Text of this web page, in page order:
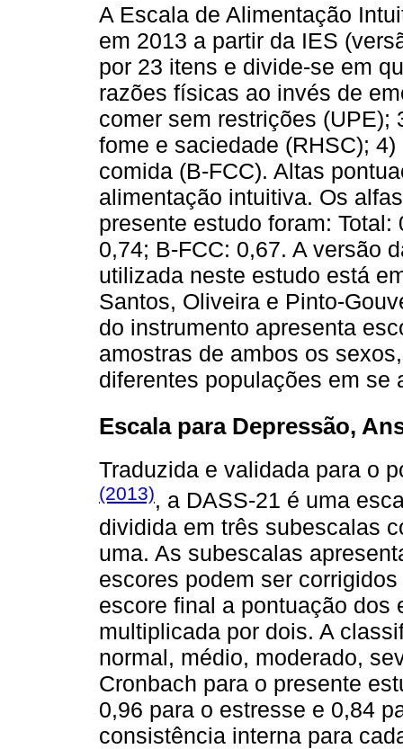
A Escala de Alimentação
em 2013 a partir da IES
por 23 itens e divide-se em
razões físicas ao invés de
comer sem restrições (UPE);
fome e saciedade (RHSC);
comida (B-FCC). Altas
alimentação intuitiva. Os
presente estudo foram:
0,74; B-FCC: 0,67. A versão
utilizada neste estudo está
Santos, Oliveira e Pinto-
do instrumento apresenta
amostras de ambos os
diferentes populações em se
Escala para Depressão,
Traduzida e validada para o
(2013), a DASS-21 é uma
dividida em três subescalas
uma. As subescalas
escores podem ser
escore final a pontuação dos
multiplicada por dois. A
normal, médio, moderado,
Cronbach para o presente
0,96 para o estresse e 0,84
consistência interna para